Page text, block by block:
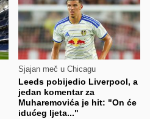
Sjajan meč u Chicagu
Leeds pobijedio Liverpool, a
jedan komentar za
Muharemovića je hit: "On će
idućeg ljeta..."